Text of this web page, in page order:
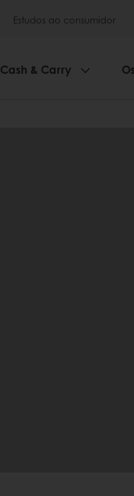
Estudos ao consumidor
Cash & Carry